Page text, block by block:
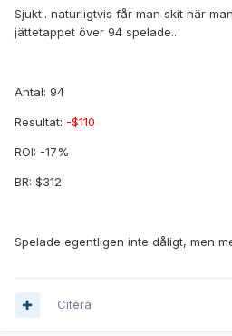
Sjukt.. naturligtvis får man skit när
jättetappet över 94 spelade..
Antal: 94
Resultat: -$110
ROI: -17%
BR: $312
Spelade egentligen inte dåligt, men
Citera